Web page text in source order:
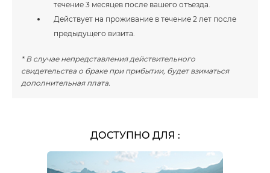
течение 3 месяцев после вашего отъезда.
Действует на проживание в течение 2 лет после
предыдущего визита.
* В случае непредставления действительного
свидетельства о браке при прибытии, будет взиматься
дополнительная плата.
ДОСТУПНО ДЛЯ :